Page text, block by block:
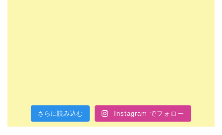
さらに読み込む Instagram でフォロー